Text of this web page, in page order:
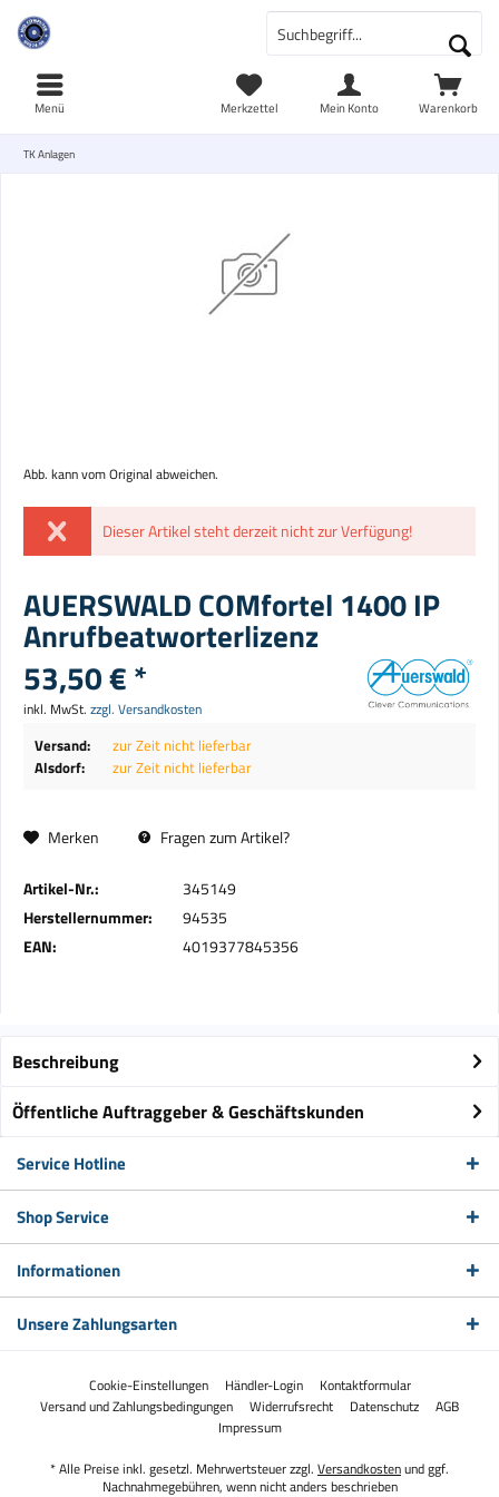
Warenkorb
Merkzettel Mein Konto
Menü
TK Anlagen
Abb. kann vom Original abweichen.
Dieser Artikel steht derzeit nicht zur Verfügung!
AUERSWALD COMfortel 1400 IP
Anrufbeatworterlizenz
53,50 € *
inkl. MwSt. zzgl. Versandkosten
Versand:
zur Zeit nicht lieferbar
Alsdorf:
zur Zeit nicht lieferbar
Merken Fragen zum Artikel?
Artikel-Nr.:
345149
Herstellernummer:
94535
EAN:
4019377845356
Beschreibung
Öffentliche Auftraggeber & Geschäftskunden
Service Hotline
Shop Service
Informationen
Unsere Zahlungsarten
Cookie-Einstellungen Händler-Login
Kontaktformular
Versand und Zahlungsbedingungen
Widerrufsrecht Datenschutz
AGB
Impressum
* Alle Preise inkl. gesetzl. Mehrwertsteuer zzgl. Versandkostenund ggf.
Nachnahmegebühren, wenn nicht anders beschrieben